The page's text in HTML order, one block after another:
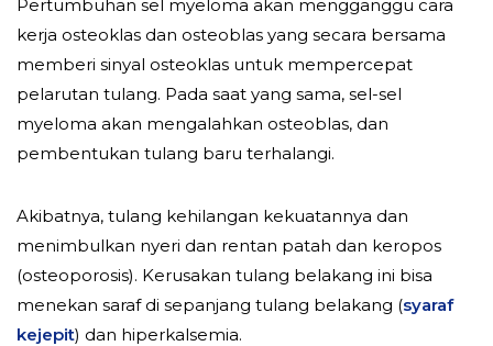
Pertumbuhan sel myeloma akan mengganggu cara
kerja osteoklas dan osteoblas yang secara bersama
memberi sinyal osteoklas untuk mempercepat
pelarutan tulang. Pada saat yang sama, sel-sel
myeloma akan mengalahkan osteoblas, dan
pembentukan tulang baru terhalangi.
Akibatnya, tulang kehilangan kekuatannya dan
menimbulkan nyeri dan rentan patah dan keropos
(osteoporosis). Kerusakan tulang belakang ini bisa
menekan saraf di sepanjang tulang belakang (syaraf
kejepit) dan hiperkalsemia.